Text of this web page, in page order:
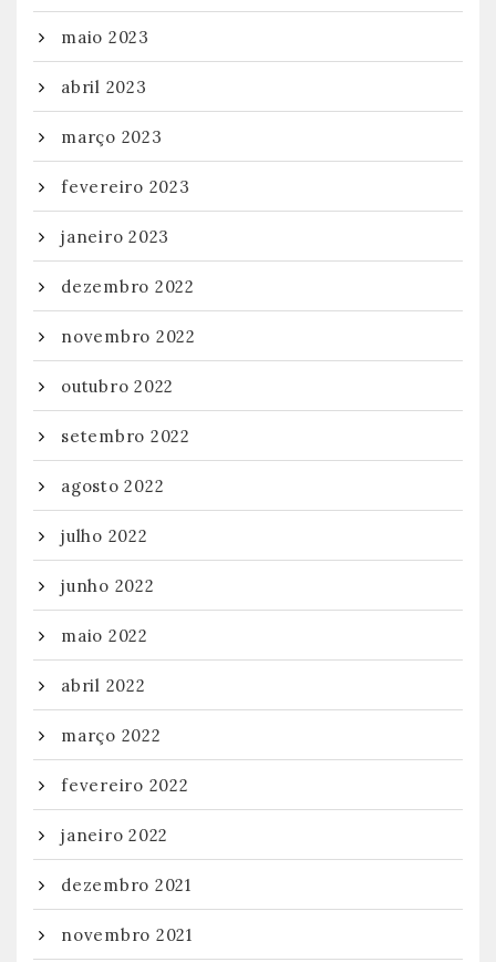
maio 2023
abril 2023
março 2023
fevereiro 2023
janeiro 2023
dezembro 2022
novembro 2022
outubro 2022
setembro 2022
agosto 2022
julho 2022
junho 2022
maio 2022
abril 2022
março 2022
fevereiro 2022
janeiro 2022
dezembro 2021
novembro 2021